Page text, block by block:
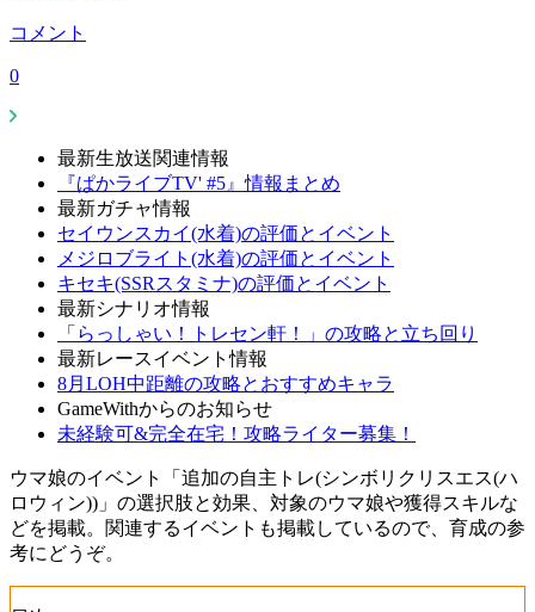
コメント
0
最新生放送関連情報
『ぱかライブTV' #5』情報まとめ
最新ガチャ情報
セイウンスカイ(水着)の評価とイベント
メジロブライト(水着)の評価とイベント
キセキ(SSRスタミナ)の評価とイベント
最新シナリオ情報
「らっしゃい！トレセン軒！」の攻略と立ち回り
最新レースイベント情報
8月LOH中距離の攻略とおすすめキャラ
GameWithからのお知らせ
未経験可&完全在宅！攻略ライター募集！
ウマ娘のイベント「追加の自主トレ(シンボリクリスエス(ハ
ロウィン))」の選択肢と効果、対象のウマ娘や獲得スキルな
どを掲載。関連するイベントも掲載しているので、育成の参
考にどうぞ。